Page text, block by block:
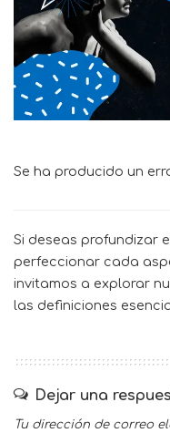
Se ha producido un
Si deseas profundizar
perfeccionar cada
invitamos a explorar
las definiciones
Dejar una
Tu dirección de correo